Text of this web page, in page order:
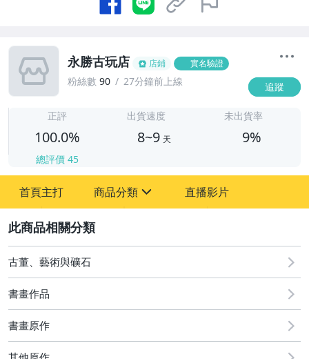
永勝古玩店 店鋪 實名驗證
粉絲數 90 27分鐘前上線 追蹤
正評
100.0%
總評價 45
出貨速度
8~9 天
未出貨率
9%
首頁主打 商品分類
其它
直播影片
古董、藝術與礦石
書畫作品
書畫原作